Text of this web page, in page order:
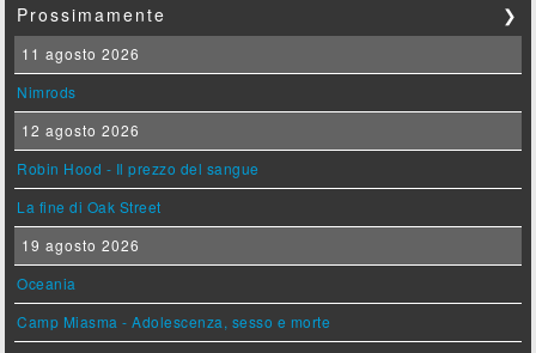
Prossimamente ❯
11 agosto 2026
Nimrods
12 agosto 2026
Robin Hood - Il prezzo del sangue
La fine di Oak Street
19 agosto 2026
Oceania
Camp Miasma - Adolescenza, sesso e morte